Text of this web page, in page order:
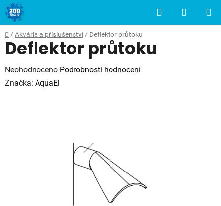
Přejít
na
obsah
Hledat
KOŠÍK
Domů
/ Akvária a příslušenství / Deflektor průtoku
Deflektor průtoku
Průměrné
hodnocení
Neohodnoceno Podrobnosti hodnocení
Značka: AquaEl